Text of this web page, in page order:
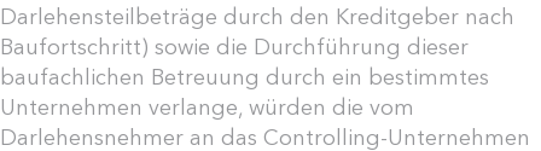
Darlehensteilbeträge durch den Kreditgeber nach
Baufortschritt) sowie die Durchführung dieser
baufachlichen Betreuung durch ein bestimmtes
Unternehmen verlange, würden die vom
Darlehensnehmer an das Controlling-Unternehmen